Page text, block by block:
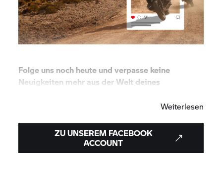
Folge uns noch heute und verpasse keine
Neuigkeiten mehr aus der Welt deines
Weiterlesen
ZU UNSEREM FACEBOOK
ACCOUNT